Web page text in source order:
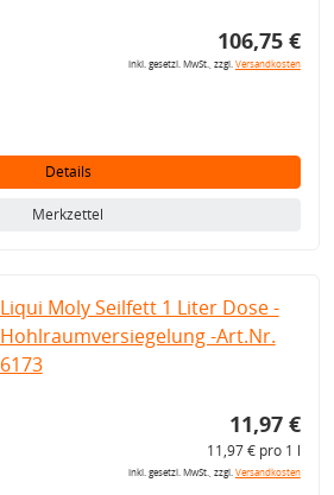
106,75 €
inkl. gesetzl. MwSt., zzgl.Versandkosten
Details
Merkzettel
Liqui Moly Seilfett 1 Liter Dose -
Hohlraumversiegelung -Art.Nr.
6173
11,97 €
11,97 € pro 1 l
inkl. gesetzl. MwSt., zzgl.Versandkosten